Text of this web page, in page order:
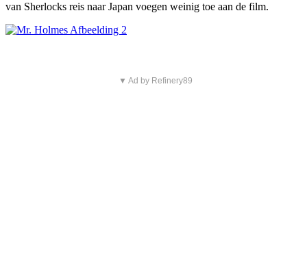
van Sherlocks reis naar Japan voegen weinig toe aan de film.
▼ Ad by Refinery89